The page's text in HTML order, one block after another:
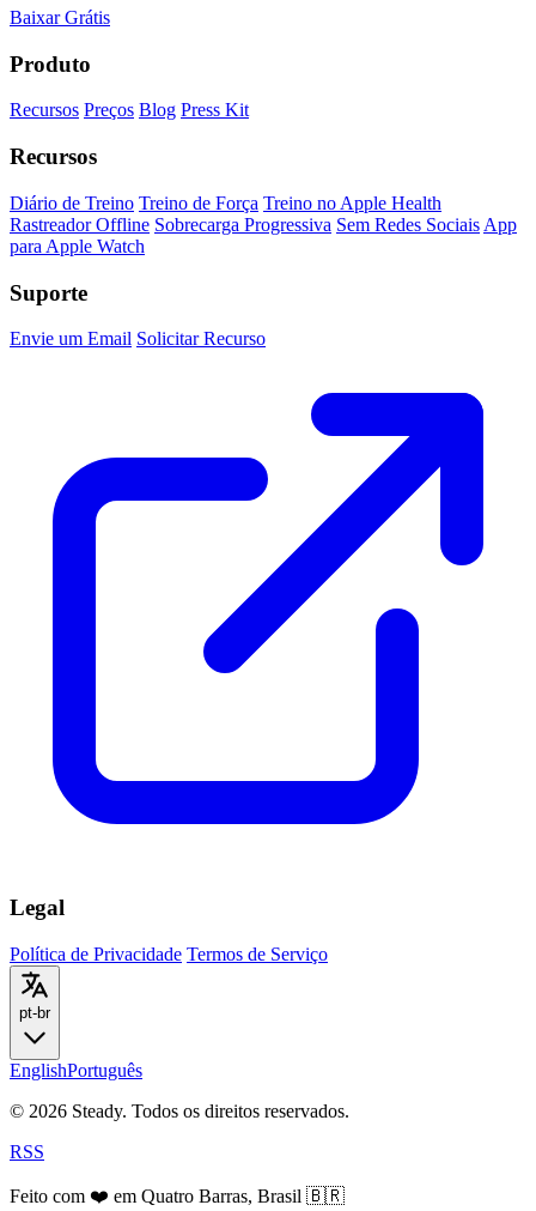
Baixar Grátis
Produto
Recursos Preços Blog Press Kit
Recursos
Diário de Treino Treino de Força Treino no Apple Health
Rastreador Offline Sobrecarga Progressiva Sem Redes Sociais App
para Apple Watch
Suporte
Envie um Email Solicitar Recurso
Legal
Política de Privacidade Termos de Serviço
pt-br
EnglishPortuguês
© 2026 Steady. Todos os direitos reservados.
RSS
Feito com ❤️ em Quatro Barras, Brasil 🇧🇷